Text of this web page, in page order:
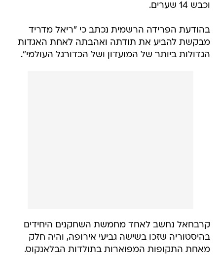
וכבש 14 שערים.
בהודעת הפרידה הרשמית נכתב כי "ריאל מדריד
מבקשת להביע את תודתה ואהבתה לאחת האגדות
הגדולות ביותר של המועדון ושל הכדורגל העולמי".
קרבחאל נחשב לאחד מחמשת השחקנים היחידים
בהיסטוריה שזכו בשישה גביעי אירופה, והיה חלק
מאחת התקופות המפוארות בתולדות הבלאנקוס.